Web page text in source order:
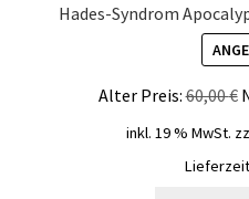
Hades-Syndrom
Alter Preis:60,00€
inkl. 19 % MwSt.